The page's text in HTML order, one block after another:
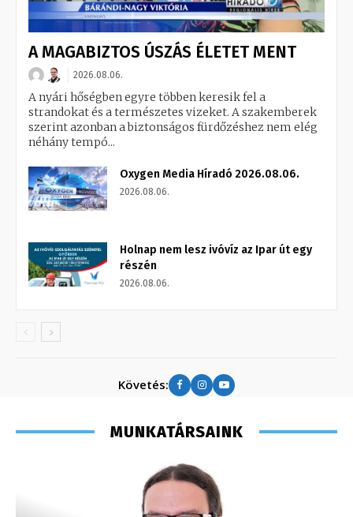
A MAGABIZTOS ÚSZÁS ÉLETET MENT
2026.08.06.
A nyári hőségben egyre többen keresik fel a
strandokat és a természetes vizeket. A szakemberek
szerint azonban a biztonságos fürdőzéshez nem elég
néhány tempó...
Oxygen Media Híradó 2026.08.06.
2026.08.06.
Holnap nem lesz ivóvíz az Ipar út egy
részén
2026.08.06.
Követés:
MUNKATÁRSAINK